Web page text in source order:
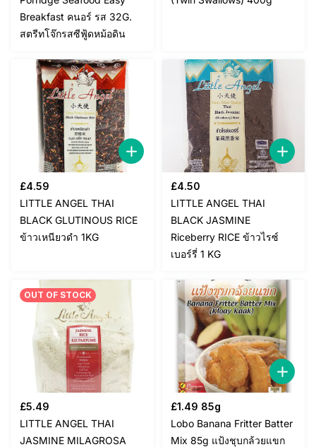
Breakfast คนอร์ รส 32G.
สตรีทโจ๊กรสซีฟู้ดหม้อดิน
£4.59
LITTLE ANGEL THAI
BLACK GLUTINOUS RICE
ข้าวเหนียวดำ 1KG
£4.50
LITTLE ANGEL THAI
BLACK JASMINE
Riceberry RICE ข้าวไรซ์
เบอร์รี่ 1 KG
OUT OF STOCK
£5.49
LITTLE ANGEL THAI
JASMINE MILAGROSA
£1.49 85g
Lobo Banana Fritter Batter
Mix 85g แป้งชุบกล้วยแขก